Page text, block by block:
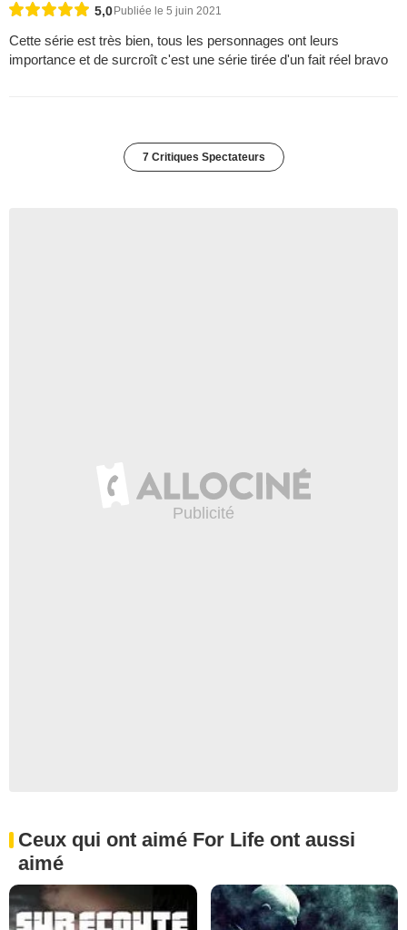
5,0Publiée le 5 juin 2021
Cette série est très bien, tous les personnages ont leurs
importance et de surcroît c'est une série tirée d'un fait réel bravo
7 Critiques Spectateurs
Ceux qui ont aimé For Life ont aussi
aimé